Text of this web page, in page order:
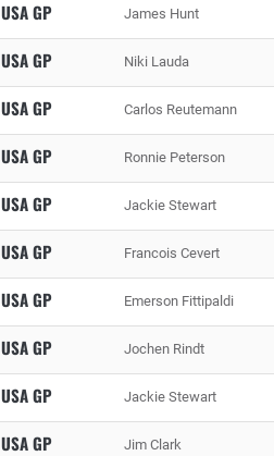
USA GP James Hunt
USA GP Niki Lauda
USA GP Carlos Reutemann
USA GP Ronnie Peterson
USA GP Jackie Stewart
USA GP Francois Cevert
USA GP Emerson Fittipaldi
USA GP Jochen Rindt
USA GP Jackie Stewart
USA GP Jim Clark